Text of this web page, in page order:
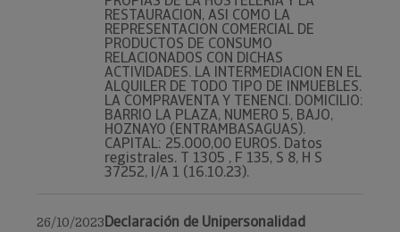
RESTAURACION, ASI COMO LA
REPRESENTACION COMERCIAL DE
PRODUCTOS DE CONSUMO
RELACIONADOS CON DICHAS
ACTIVIDADES. LA INTERMEDIACION EN EL
ALQUILER DE TODO TIPO DE INMUEBLES.
LA COMPRAVENTA Y TENENCI. DOMICILIO:
BARRIO LA PLAZA, NUMERO 5, BAJO,
HOZNAYO (ENTRAMBASAGUAS).
CAPITAL: 25.000,00 EUROS. Datos
registrales. T 1305 , F 135, S 8, H S
37252, I/A 1 (16.10.23).
26/10/2023Declaración de Unipersonalidad